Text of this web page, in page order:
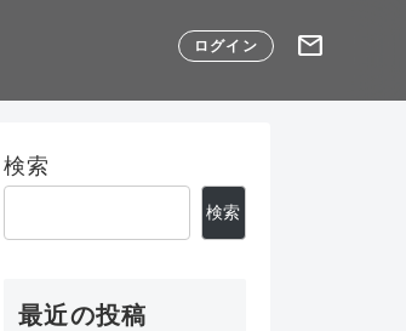
ログイン mail
検索
検索
最近の投稿